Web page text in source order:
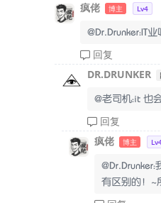
疯佬
博主 Lv4
@Dr.Drunker：IT业
回复
DR.DRUNKER
@老司机：it 也
回复
疯佬
博主
@Dr.Drunker
有区别的！~